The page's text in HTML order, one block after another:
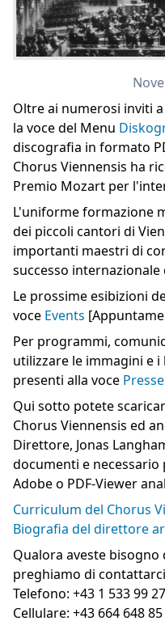
Oltre ai numerosi inviti
la voce del Menu
discografia in formato
Chorus Viennensis ha
Premio Mozart per
L'uniforme formazione
dei piccoli cantori di
importanti maestri di
successo internazionale
Le prossime esibizioni
voce Events
Per programmi,
utilizzare le immagini e
presenti alla voce Presse
Qui sotto potete
Chorus Viennensis ed
Direttore, Jonas
documenti e necessario
Adobe o PDF-Viewer
Curriculum del Chorus
Biografia del direttore
Qualora aveste
preghiamo di
Telefono: +43 1 533 99
Cellulare: +43 664 648